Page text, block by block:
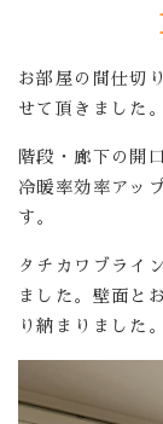
お部屋の間仕切
せて頂きました。
階段・廊下の開
冷暖率効率アッ
す。
タチカワブライ
ました。壁面と
り納まりました。